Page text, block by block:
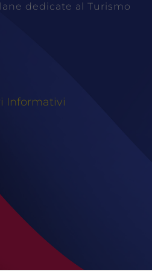
dedicate al Turismo
Informativi